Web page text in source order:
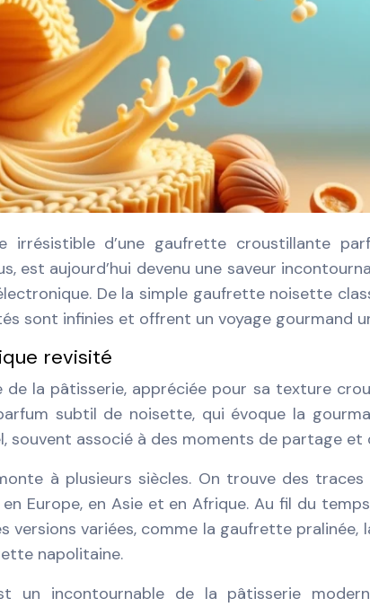
irrésistible d’une gaufrette croustillante
est aujourd’hui devenu une saveur
De la simple gaufrette noisette
sont infinies et offrent un voyage gourmand
revisité
la pâtisserie, appréciée pour sa texture
subtil de noisette, qui évoque la
souvent associé à des moments de partage et
à plusieurs siècles. On trouve des traces
Europe, en Asie et en Afrique. Au fil du
versions variées, comme la gaufrette pralinée,
napolitaine.
un incontournable de la pâtisserie